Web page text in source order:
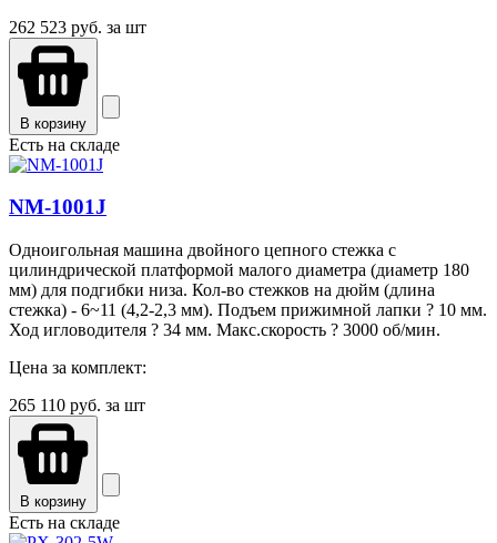
262 523 руб. за шт
В корзину
Есть на складе
NM-1001J
Одноигольная машина двойного цепного стежка с
цилиндрической платформой малого диаметра (диаметр 180
мм) для подгибки низа. Кол-во стежков на дюйм (длина
стежка) - 6~11 (4,2-2,3 мм). Подъем прижимной лапки ? 10 мм.
Ход игловодителя ? 34 мм. Макс.скорость ? 3000 об/мин.
Цена за комплект:
265 110 руб. за шт
В корзину
Есть на складе